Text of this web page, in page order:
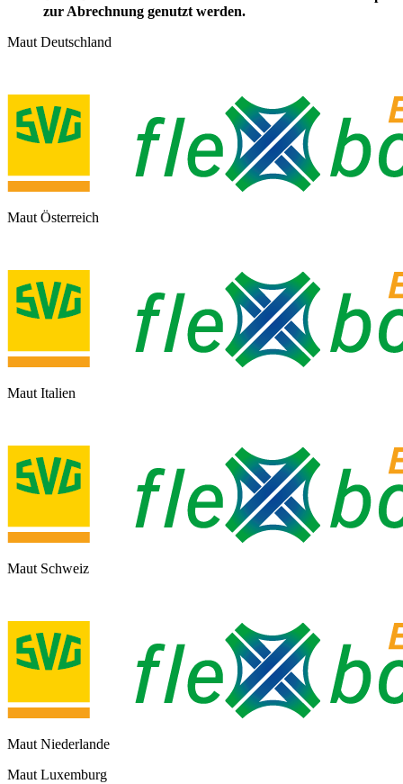
zur Abrechnung genutzt werden.
Maut Deutschland
Maut Österreich
Maut Italien
Maut Schweiz
Maut Niederlande
Maut Luxemburg